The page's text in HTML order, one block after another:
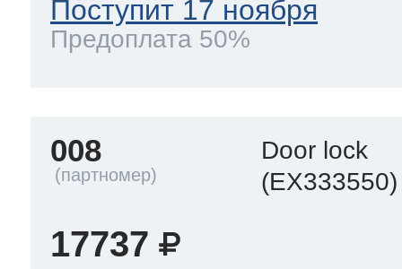
Поступит 17 ноября
Предоплата 50%
008
Door lock
(EX333550)
17737